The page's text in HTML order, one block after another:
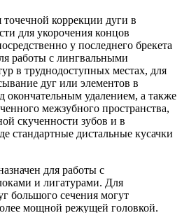
коррекции дуги в
для укорочения концов
у последнего брекета
работы с лингвальными
в труднодоступных местах, для
дуг или элементов в
окончательным удалением, а также
межзубного пространства,
скученности зубов и в
стандартные дистальные кусачки
для работы с
и лигатурами. Для
большого сечения могут
мощной режущей головкой.